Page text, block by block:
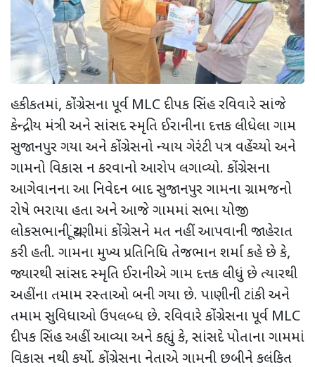
હકીકતમાં, કોંગ્રેસના પૂર્વ MLC દીપક સિંહ રવિવારે સાંજે
કેન્દ્રીય મંત્રી અને સાંસદ સ્મૃતિ ઈરાનીના દત્તક લીધેલા ગામ
સુજાનપુર ગયા અને કોંગ્રેસનો ન્યાય ગેરંટી પત્ર વહેંચ્યો અને
ગામનો વિકાસ ન કરવાનો આરોપ લગાવ્યો. કોંગ્રેસના
આગેવાનના આ નિવેદન બાદ સુજાનપુર ગામના ગ્રામજનો
રોષે ભરાયા હતા અને આજે ગામમાં સભા યોજી
લોકસભાની ચૂંટણીમાં કોંગ્રેસને મત નહીં આપવાની જાહેરાત
કરી હતી. ગામના મુખ્ય પ્રતિનિધિ તેજભાન શર્મા કહે છે કે,
જ્યારથી સાંસદ સ્મૃતિ ઈરાનીએ ગામ દત્તક લીધું છે ત્યારથી
અહીંના તમામ રસ્તાઓ બની ગયા છે. પાણીની ટાંકી અને
તમામ સુવિધાઓ ઉપલબ્ધ છે. રવિવારે કોંગ્રેસના પૂર્વ MLC
દીપક સિંહ અહીં આવ્યા અને કહ્યું કે, સાંસદે પોતાના ગામમાં
વિકાસ નથી કર્યો. કોંગ્રેસના નેતાએ ગામની છબીને કલંકિત